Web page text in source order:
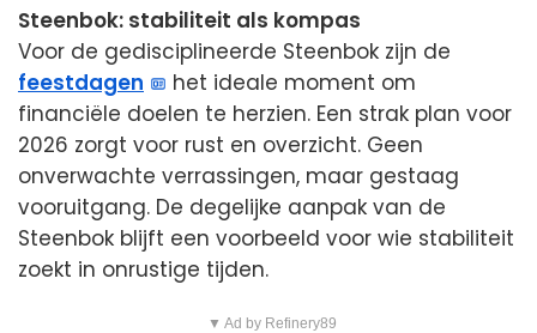
Steenbok: stabiliteit als kompas
Voor de gedisciplineerde Steenbok zijn de
feestdagen
het ideale moment om
financiële doelen te herzien. Een strak plan voor
2026 zorgt voor rust en overzicht. Geen
onverwachte verrassingen, maar gestaag
vooruitgang. De degelijke aanpak van de
Steenbok blijft een voorbeeld voor wie stabiliteit
zoekt in onrustige tijden.
▼ Ad by Refinery89